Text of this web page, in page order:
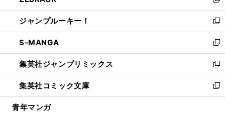
開
く
ウ
で
開
く
ン
ド
ウ
で
開
く
ウ
ィ
ン
ド
ウ
で
開
く
し
い
ウ
ィ
ン
ド
ウ
で
開
ジャンプルーキー！
新
し
い
ウ
ィ
ン
ド
ウ
S-MANGA
新
し
い
ウ
ィ
ン
集英社ジャンプリミックス
新
し
い
ウ
集英社コミック文庫
新
し
青年マンガ